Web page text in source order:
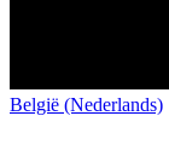
België (Nederlands)